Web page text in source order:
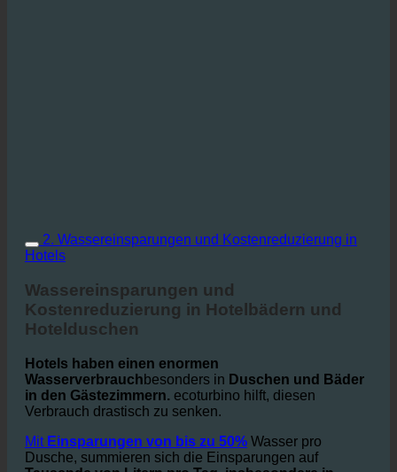
Hotels
Wassereinsparungen und
Hotelduschen
Hotels haben einen enormen
Wasserverbrauchbesonders in
in den Gästezimmern. ecoturbino hilft, diesen
Verbrauch drastisch zu senken.